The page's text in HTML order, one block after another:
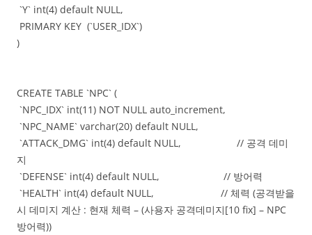
`Y` int(4) default NULL,
PRIMARY KEY (`USER_IDX`)
)
CREATE TABLE `NPC` (
`NPC_IDX` int(11) NOT NULL auto_increment,
`NPC_NAME` varchar(20) default NULL,
`ATTACK_DMG` int(4) default NULL, // 공격 데미
지
`DEFENSE` int(4) default NULL, // 방어력
`HEALTH` int(4) default NULL, // 체력 (공격받을
시 데미지 계산 : 현재 체력 – (사용자 공격데미지[10 fix] – NPC
방어력))